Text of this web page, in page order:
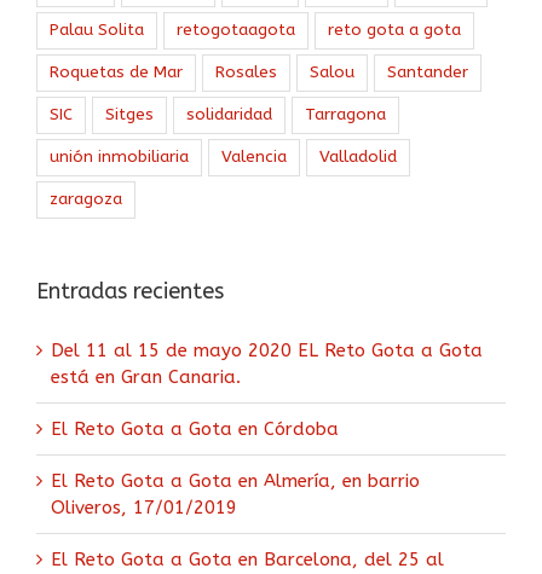
Palau Solita retogotaagota reto gota a gota
Roquetas de Mar Rosales Salou Santander
SIC Sitges solidaridad Tarragona
unión inmobiliaria Valencia Valladolid
zaragoza
Entradas recientes
Del 11 al 15 de mayo 2020 EL Reto Gota a Gota
está en Gran Canaria.
El Reto Gota a Gota en Córdoba
El Reto Gota a Gota en Almería, en barrio
Oliveros, 17/01/2019
El Reto Gota a Gota en Barcelona, del 25 al